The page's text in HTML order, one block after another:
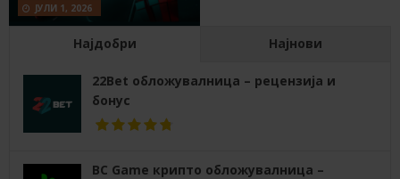
ЈУЛИ 1, 2026
Најдобри Најнови
22Bet обложувалница – рецензија и
бонус
BC Game крипто обложувалница –